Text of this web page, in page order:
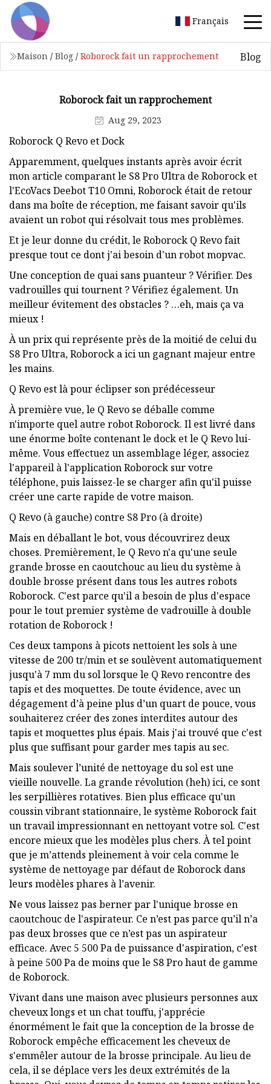
Français
Maison / Blog / Roborock fait un rapprochement Blog
Roborock fait un rapprochement
Aug 29, 2023
Roborock Q Revo et Dock
Apparemment, quelques instants après avoir écrit
mon article comparant le S8 Pro Ultra de Roborock et
l'EcoVacs Deebot T10 Omni, Roborock était de retour
dans ma boîte de réception, me faisant savoir qu'ils
avaient un robot qui résolvait tous mes problèmes.
Et je leur donne du crédit, le Roborock Q Revo fait
presque tout ce dont j'ai besoin d'un robot mopvac.
Une conception de quai sans puanteur ? Vérifier. Des
vadrouilles qui tournent ? Vérifiez également. Un
meilleur évitement des obstacles ? …eh, mais ça va
mieux !
À un prix qui représente près de la moitié de celui du
S8 Pro Ultra, Roborock a ici un gagnant majeur entre
les mains.
Q Revo est là pour éclipser son prédécesseur
À première vue, le Q Revo se déballe comme
n'importe quel autre robot Roborock. Il est livré dans
une énorme boîte contenant le dock et le Q Revo lui-
même. Vous effectuez un assemblage léger, associez
l'appareil à l'application Roborock sur votre
téléphone, puis laissez-le se charger afin qu'il puisse
créer une carte rapide de votre maison.
Q Revo (à gauche) contre S8 Pro (à droite)
Mais en déballant le bot, vous découvrirez deux
choses. Premièrement, le Q Revo n'a qu'une seule
grande brosse en caoutchouc au lieu du système à
double brosse présent dans tous les autres robots
Roborock. C'est parce qu'il a besoin de plus d'espace
pour le tout premier système de vadrouille à double
rotation de Roborock !
Ces deux tampons à picots nettoient les sols à une
vitesse de 200 tr/min et se soulèvent automatiquement
jusqu'à 7 mm du sol lorsque le Q Revo rencontre des
tapis et des moquettes. De toute évidence, avec un
dégagement d’à peine plus d’un quart de pouce, vous
souhaiterez créer des zones interdites autour des
tapis et moquettes plus épais. Mais j'ai trouvé que c'est
plus que suffisant pour garder mes tapis au sec.
Mais soulever l’unité de nettoyage du sol est une
vieille nouvelle. La grande révolution (heh) ici, ce sont
les serpillières rotatives. Bien plus efficace qu'un
coussin vibrant stationnaire, le système Roborock fait
un travail impressionnant en nettoyant votre sol. C'est
encore mieux que les modèles plus chers. À tel point
que je m’attends pleinement à voir cela comme le
système de nettoyage par défaut de Roborock dans
leurs modèles phares à l’avenir.
Ne vous laissez pas berner par l'unique brosse en
caoutchouc de l'aspirateur. Ce n’est pas parce qu’il n’a
pas deux brosses que ce n’est pas un aspirateur
efficace. Avec 5 500 Pa de puissance d'aspiration, c'est
à peine 500 Pa de moins que le S8 Pro haut de gamme
de Roborock.
Vivant dans une maison avec plusieurs personnes aux
cheveux longs et un chat touffu, j'apprécie
énormément le fait que la conception de la brosse de
Roborock empêche efficacement les cheveux de
s'emmêler autour de la brosse principale. Au lieu de
cela, il se déplace vers les deux extrémités de la